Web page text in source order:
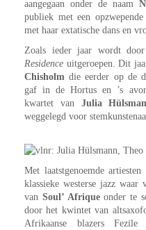
aangegaan onder de naam
publiek met een
met haar extatische dans en
Zoals ieder jaar wordt
Residence uitgeroepen. Dit
Chisholm die eerder op de
gaf in de Hortus en ’s
kwartet van Julia
weggelegd voor
Met laatstgenoemde
klassieke westerse jazz
van Soul’ Afriqueonder te
door het kwintet van
Afrikaanse blazers